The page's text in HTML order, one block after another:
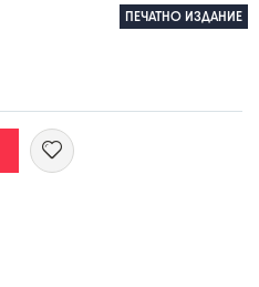
ПЕЧАТНО ИЗДАНИЕ